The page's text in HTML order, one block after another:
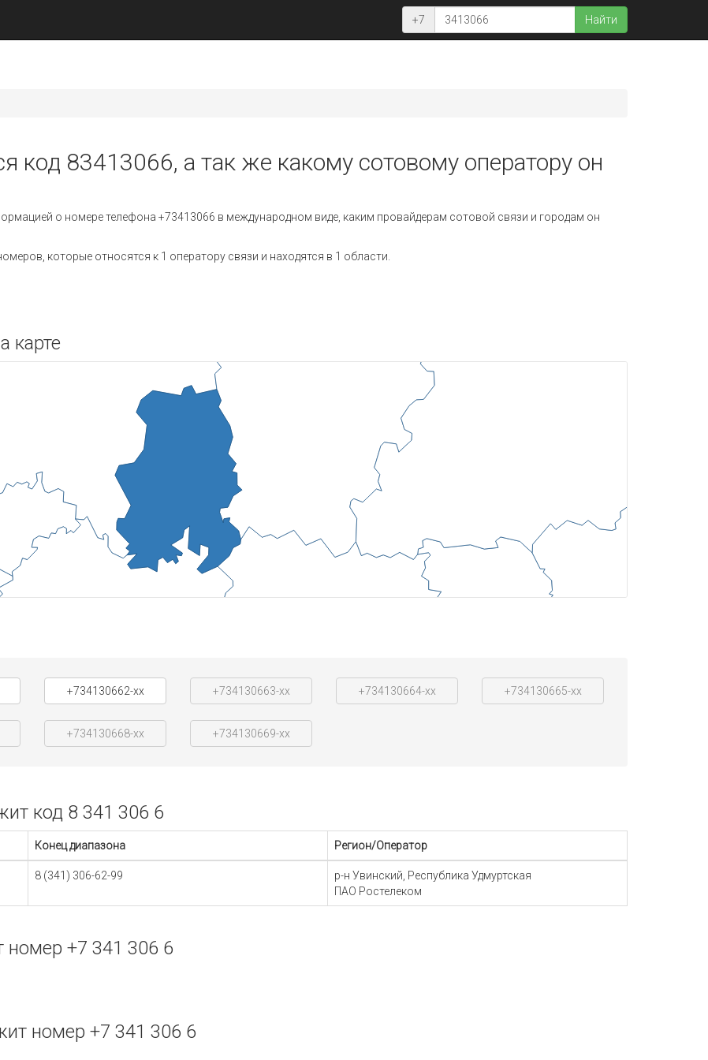
+7 Найти
код 83413066, а так же какому сотовому оператору он
о номере телефона +73413066 в международном виде, каким провайдерам сотовой связи и городам он
которые относятся к 1 оператору связи и находятся в 1 области.
карте
+734130662-xx +734130663-xx +734130664-xx +734130665-xx
+734130668-xx +734130669-xx
код 8 341 306 6
Конец диапазона Регион/Оператор
8 (341) 306-62-99
р-н Увинский, Республика Удмуртская
ПАО Ростелеком
+7 341 306 6
номер +7 341 306 6